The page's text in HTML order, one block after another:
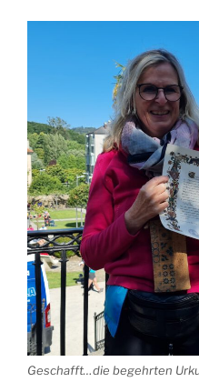
Geschafft…die begehrten